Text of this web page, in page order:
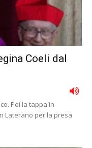
Coeli dal
Poi la tappa in
Laterano per la presa